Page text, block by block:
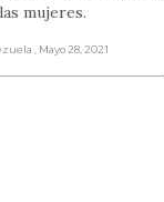
mujeres.
, Mayo 28, 2021